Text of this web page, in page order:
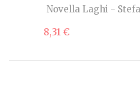
Novella Laghi -
8,31 €